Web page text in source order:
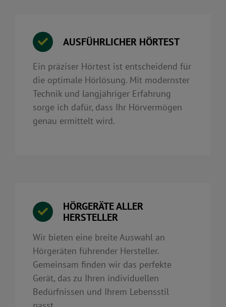
AUSFÜHRLICHER HÖRTEST
Ein präziser Hörtest ist entscheidend für
die optimale Hörlösung. Mit modernster
Technik und langjähriger Erfahrung
sorge ich dafür, dass Ihr Hörvermögen
genau ermittelt wird.
HÖRGERÄTE ALLER
HERSTELLER
Wir bieten eine breite Auswahl an
Hörgeräten führender Hersteller.
Gemeinsam finden wir das perfekte
Gerät, das zu Ihren individuellen
Bedürfnissen und Ihrem Lebensstil